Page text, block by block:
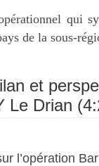
qui
de la sous-
et
Le Drian
l’opération